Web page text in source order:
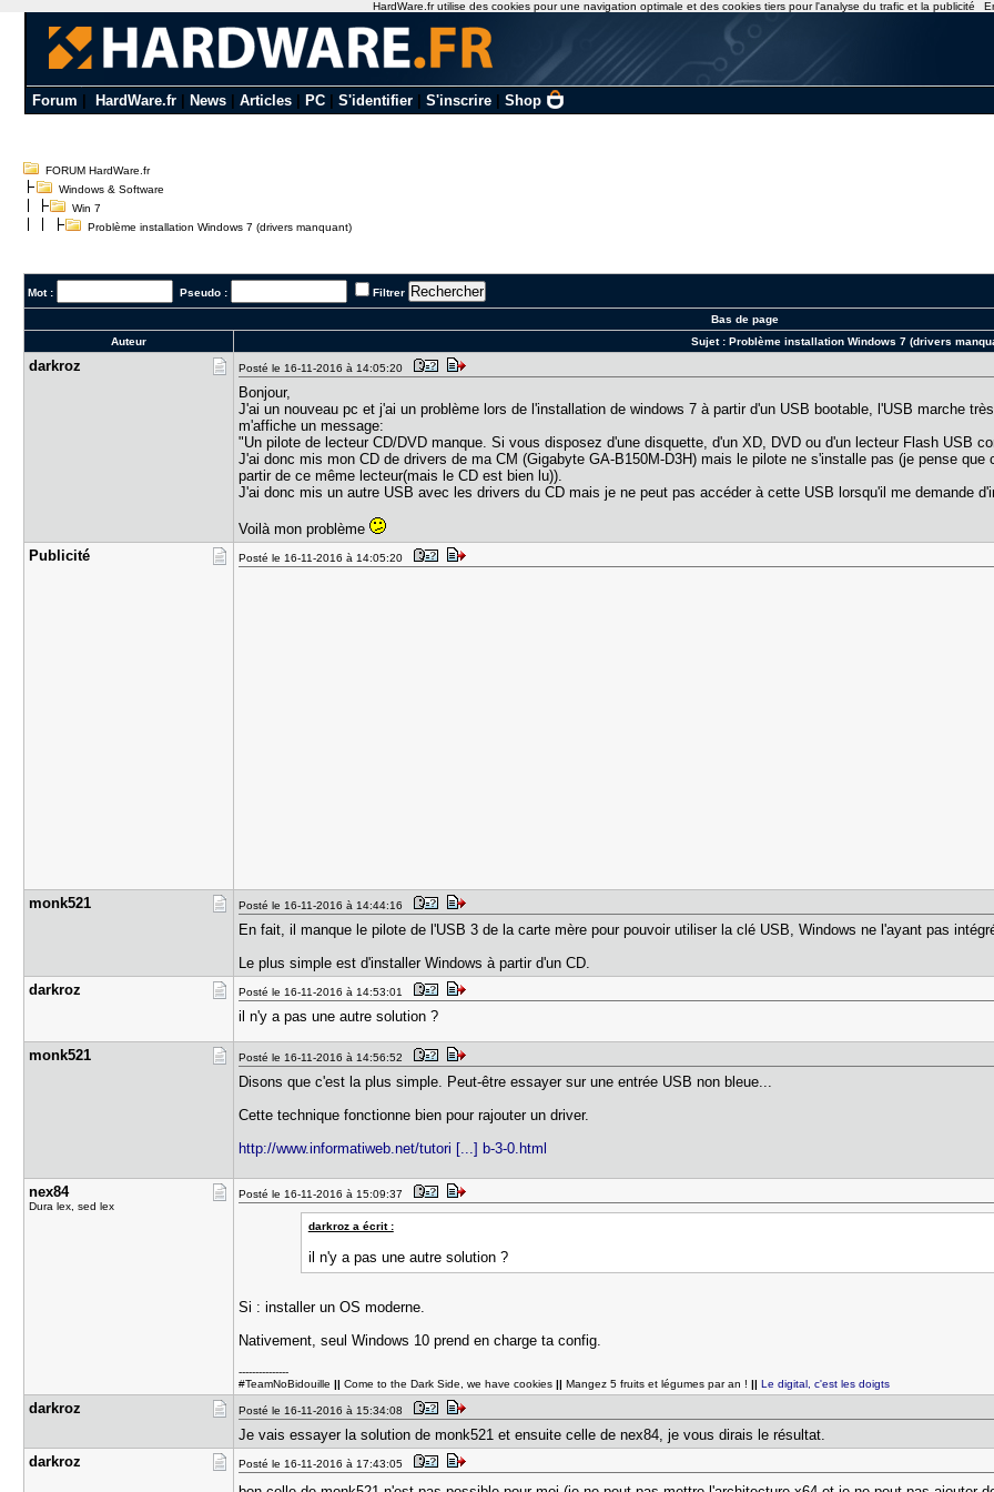
Forum HardWare.fr| News| Articles| PC| S'identifier| S'inscrire| Shop
FORUM HardWare.fr
Windows & Software
Win 7
Problème installation Windows 7 (drivers manquant)
Mot : Pseudo : Filtrer
Bas de page
Auteur
Sujet :Problème installation Windows 7 (drivers
darkroz Posté le 16-11-2016 à 14:05:20
Bonjour,
J'ai un nouveau pc et j'ai un problème lors de l'installation de windows 7 à partir d'un USB bootable, l'USB marche
m'affiche un message:
"Un pilote de lecteur CD/DVD manque. Si vous disposez d'une disquette, d'un XD, DVD ou d'un lecteur Flash USB
J'ai donc mis mon CD de drivers de ma CM (Gigabyte GA-B150M-D3H) mais le pilote ne s'installe pas (je pense
partir de ce même lecteur(mais le CD est bien lu)).
J'ai donc mis un autre USB avec les drivers du CD mais je ne peut pas accéder à cette USB lorsqu'il me demande
Voilà mon problème
Publicité
Posté le 16-11-2016 à 14:05:20
monk521 Posté le 16-11-2016 à 14:44:16
En fait, il manque le pilote de l'USB 3 de la carte mère pour pouvoir utiliser la clé USB, Windows ne l'ayant pas
Le plus simple est d'installer Windows à partir d'un CD.
darkroz
Posté le 16-11-2016 à 14:53:01
il n'y a pas une autre solution ?
monk521 Posté le 16-11-2016 à 14:56:52
Disons que c'est la plus simple. Peut-être essayer sur une entrée USB non bleue...
Cette technique fonctionne bien pour rajouter un driver.
http://www.informatiweb.net/tutori [...] b-3-0.html
nex84
Dura lex, sed lex
Posté le 16-11-2016 à 15:09:37
darkroz a écrit :
il n'y a pas une autre solution ?
Si : installer un OS moderne.
Nativement, seul Windows 10 prend en charge ta config.
---------------
#TeamNoBidouille||Come to the Dark Side, we have cookies||Mangez 5 fruits et légumes par an !||Le digital, c'est les doigts
darkroz Posté le 16-11-2016 à 15:34:08
Je vais essayer la solution de monk521 et ensuite celle de nex84, je vous dirais le résultat.
darkroz
Posté le 16-11-2016 à 17:43:05
HardWare.fr utilise des cookies pour une navigation optimale et des cookies tiers pour l'analyse du trafic et la publicité